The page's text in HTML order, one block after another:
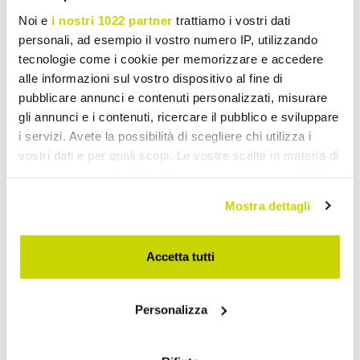
Noi e i nostri 1022 partner trattiamo i vostri dati
personali, ad esempio il vostro numero IP, utilizzando
tecnologie come i cookie per memorizzare e accedere
alle informazioni sul vostro dispositivo al fine di
pubblicare annunci e contenuti personalizzati, misurare
gli annunci e i contenuti, ricercare il pubblico e sviluppare
i servizi. Avete la possibilità di scegliere chi utilizza i
vostri dati e per quali scopi. Le vostre scelte in materia di
modificare o revocare il proprio consenso in qualsiasi
momento dalla Dichiarazione sui cookie o facendo clic
sull'icona di attivazione della privacy.
raccogliere informazioni sulla tua posizione
Mostra dettagli
Accetta tutti
Personalizza
Take advantage of it now!